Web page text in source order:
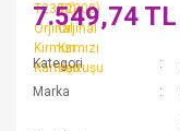
7.549,74 TL
Kategori
Marka